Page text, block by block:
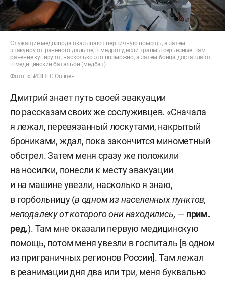
Служащие медвзвода оказывают первичную помощь, а затем
эвакуируют раненого дальше, в медроту, если травмы серьезные. Там
ранение купируют, насколько это возможно, а затем бойца доставляют
в медицинский батальон (медбат)
Фото: «БИЗНЕС Online»
Дмитрий знает путь своей эвакуации
по рассказам своих же сослуживцев. «Сначала
я лежал, перевязанный лоскутами, накрытый
брониками, ждал, пока закончится минометный
обстрел. Затем меня сразу же положили
на носилки, понесли к месту эвакуации
и на машине увезли, насколько я знаю,
в горбольницу (в одном из населенных пунктов,
неподалеку от которого они находились, — прим.
ред.). Там мне оказали первую медицинскую
помощь, потом меня увезли в госпиталь [в одном
из приграничных регионов России]. Там лежал
в реанимации дня два или три, меня буквально